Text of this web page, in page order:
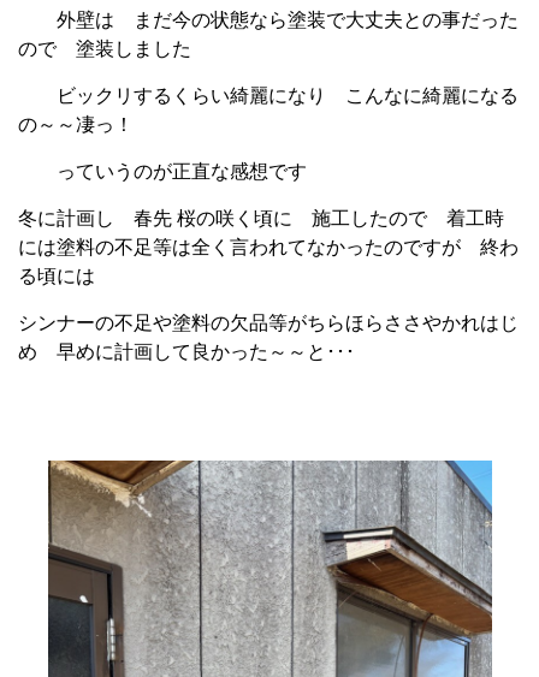
外壁は まだ今の状態なら塗装で大丈夫との事だった
ので 塗装しました
ビックリするくらい綺麗になり こんなに綺麗になる
の～～凄っ！
っていうのが正直な感想です
冬に計画し 春先 桜の咲く頃に 施工したので 着工時
には塗料の不足等は全く言われてなかったのですが 終わ
る頃には
シンナーの不足や塗料の欠品等がちらほらささやかれはじ
め 早めに計画して良かった～～と･･･